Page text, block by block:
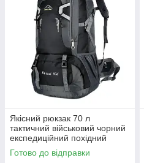
Якісний рюкзак 70 л
тактичний військовий чорний
експедиційний похідний
місткий трекінговий.
Готово до відправки